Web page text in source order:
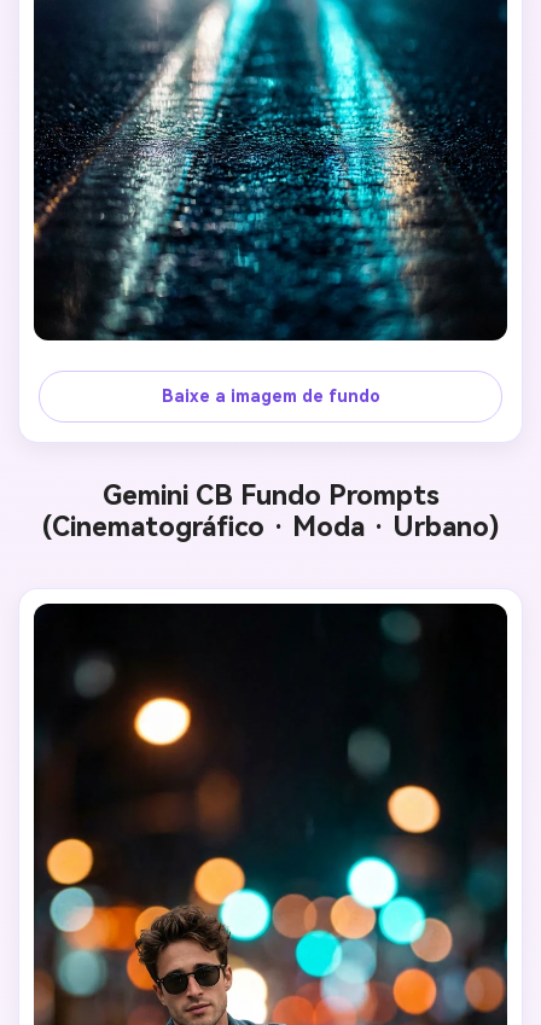
Baixe a imagem de fundo
Gemini CB Fundo Prompts
(Cinematográfico · Moda · Urbano)